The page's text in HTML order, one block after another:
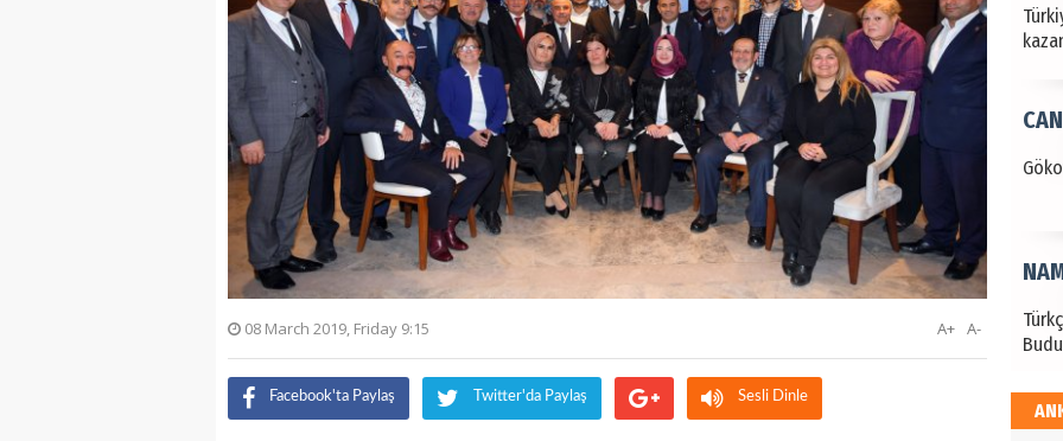
08 March 2019, Friday 9:15 A-
A+
Facebook'ta Paylaş Twitter'da Paylaş Sesli Dinle